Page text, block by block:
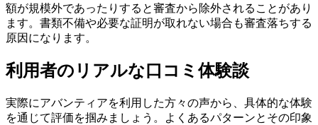
額が規模外であったりすると審査から除外されることがあり
ます。書類不備や必要な証明が取れない場合も審査落ちする
原因になります。
利用者のリアルな口コミ体験談
実際にアバンティアを利用した方々の声から、具体的な体験
を通じて評価を掴みましょう。よくあるパターンとその印象